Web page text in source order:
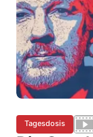
Tagesdosis